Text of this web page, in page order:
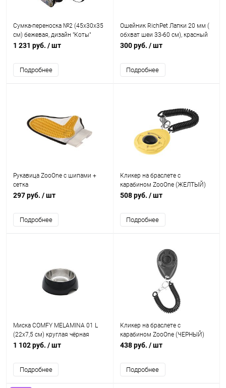
Сумка-переноска №2 (45х30х35
см) бежевая, дизайн "Коты"
1 231 руб. / шт
Подробнее
Ошейник RichPet Лапки 20 мм (
обхват шеи 33-60 см), красный
300 руб. / шт
Подробнее
Рукавица ZooOne с шипами +
сетка
297 руб. / шт
Подробнее
Кликер на браслете с
карабином ZooOne (ЖЕЛТЫЙ)
508 руб. / шт
Подробнее
Миска COMFY MELAMINA 01 L
(22х7,5 см) круглая чёрная
1 102 руб. / шт
Подробнее
Кликер на браслете с
карабином ZooOne (ЧЕРНЫЙ)
438 руб. / шт
Подробнее